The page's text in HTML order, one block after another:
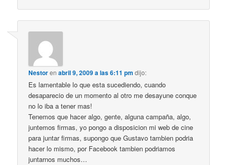
Nestorenabril 9, 2009 a las 6:11 pm dijo:
Es lamentable lo que esta sucediendo, cuando
desaparecio de un momento al otro me desayune conque
no lo iba a tener mas!
Tenemos que hacer algo, gente, alguna campaña, algo,
juntemos firmas, yo pongo a disposicion mi web de cine
para juntar firmas, supongo que Gustavo tambien podria
hacer lo mismo, por Facebook tambien podriamos
juntarnos muchos…